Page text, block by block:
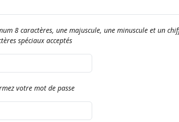
8 caractères, une majuscule, une minuscule et un
spéciaux acceptés
votre mot de passe